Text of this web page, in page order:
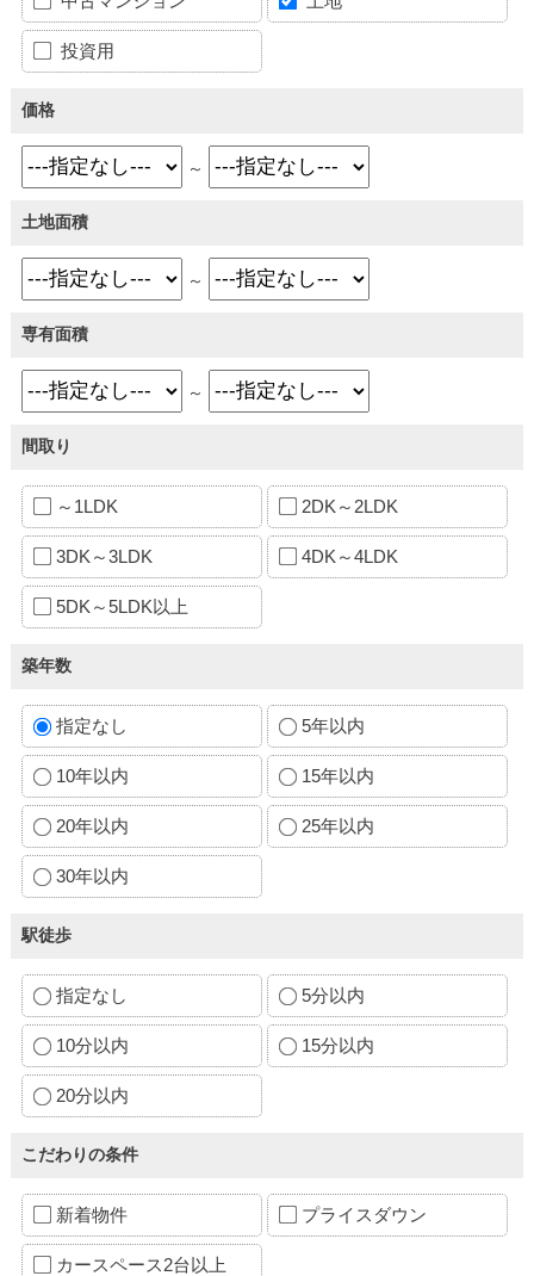
投資用
価格
～
土地面積
～
専有面積
～
間取り
～1LDK 2DK～2LDK
3DK～3LDK 4DK～4LDK
5DK～5LDK以上
築年数
指定なし 5年以内
10年以内 15年以内
20年以内 25年以内
30年以内
駅徒歩
指定なし 5分以内
10分以内 15分以内
20分以内
こだわりの条件
新着物件 プライスダウン
カースペース2台以上